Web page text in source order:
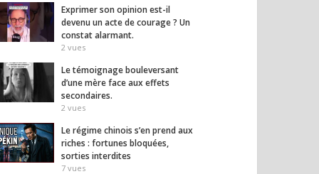
Exprimer son opinion est-il
devenu un acte de courage ? Un
constat alarmant.
2 vues
Le témoignage bouleversant
d’une mère face aux effets
secondaires.
2 vues
Le régime chinois s’en prend aux
riches : fortunes bloquées,
sorties interdites
7 vues